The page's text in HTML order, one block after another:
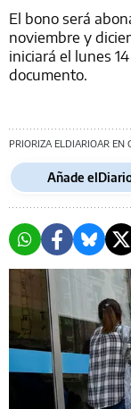
El bono será
noviembre y
iniciará el lunes
documento.
PRIORIZA ELDIARIOAR EN
Añade